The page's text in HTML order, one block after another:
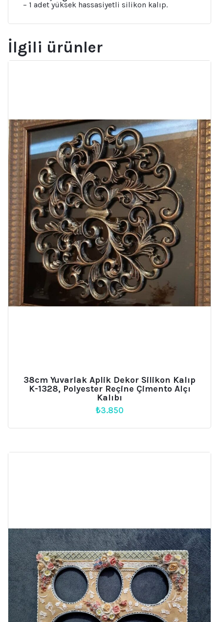
– 1 adet yüksek hassasiyetli silikon kalıp.
İlgili ürünler
38cm Yuvarlak Aplik Dekor Silikon Kalıp
K-1328, Polyester Reçine Çimento Alçı
Kalıbı
₺3.850